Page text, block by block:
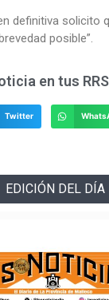
definitiva solicito
posible”.
en tus
Twitter
EDICIÓN DEL DÍA